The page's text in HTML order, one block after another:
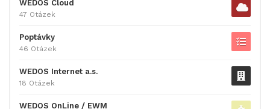
WEDOS Cloud
47 Otázek
Poptávky
46 Otázek
WEDOS Internet a.s.
18 Otázek
WEDOS OnLine / EWM